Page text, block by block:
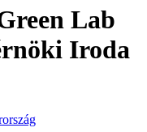
Lab
Iroda